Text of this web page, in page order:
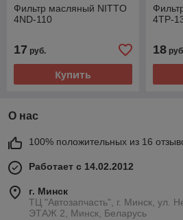
Фильтр масляный NITTO
4ND-110
17 руб.
Купить
4TP-
18
О нас
100% положительных из 16
Работает с 14.02.2012
г. Минск
ТЦ "Автозапчасть", г. Минск, ул.
ЭТАЖ 2, Минск, Беларусь